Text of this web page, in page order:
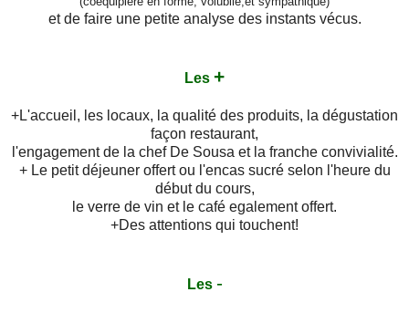
et de faire une petite analyse des instants vécus.
Les +
+L'accueil, les locaux, la qualité des produits, la dégustation
façon restaurant,
l'engagement de la chef De Sousa et la franche convivialité.
+ Le petit déjeuner offert ou l'encas sucré selon l'heure du
début du cours,
le verre de vin et le café egalement offert.
+Des attentions qui touchent!
Les -